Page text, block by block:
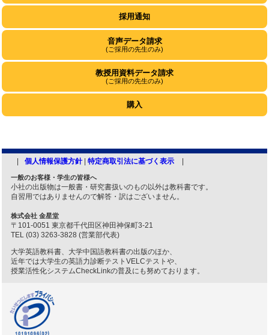
採用通知
音声データ請求
(ご採用の先生のみ)
教授用資料データ請求
(ご採用の先生のみ)
購入
個人情報保護方針| 特定商取引法に基づく表示
一般のお客様・学生の皆様へ
小社の出版物は一般書・研究書扱いのもの以外は教科書です。
自習用ではありませんので解答・訳はございません。
株式会社 金星堂
〒101-0051 東京都千代田区神田神保町3-21
TEL (03) 3263-3828 (営業部代表)
大学英語教科書、大学中国語教科書の出版のほか、
近年では大学生の英語力診断テストVELCテストや、
授業活性化システムCheckLinkの普及にも努めております。